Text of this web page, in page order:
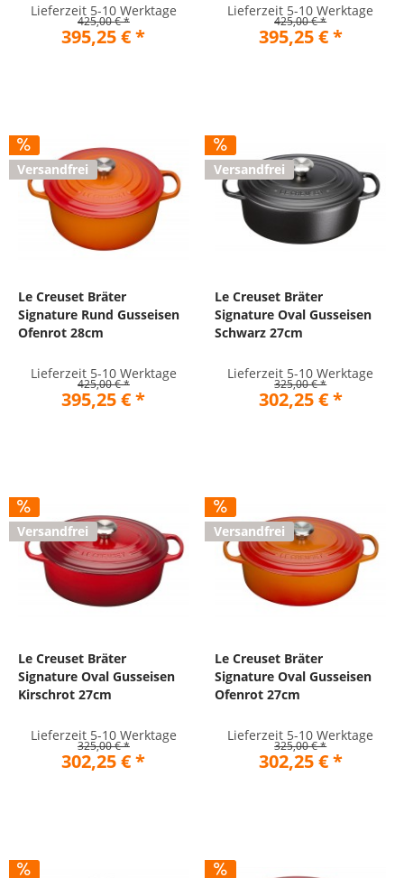
Lieferzeit 5-10 Werktage
425,00 € *
395,25 € *
Lieferzeit 5-10 Werktage
425,00 € *
395,25 € *
Versandfrei
Le Creuset Bräter
Signature Rund Gusseisen
Ofenrot 28cm
Lieferzeit 5-10 Werktage
425,00 € *
395,25 € *
Versandfrei
Le Creuset Bräter
Signature Oval Gusseisen
Schwarz 27cm
Lieferzeit 5-10 Werktage
325,00 € *
302,25 € *
Versandfrei
Le Creuset Bräter
Signature Oval Gusseisen
Kirschrot 27cm
Lieferzeit 5-10 Werktage
325,00 € *
302,25 € *
Versandfrei
Le Creuset Bräter
Signature Oval Gusseisen
Ofenrot 27cm
Lieferzeit 5-10 Werktage
325,00 € *
302,25 € *